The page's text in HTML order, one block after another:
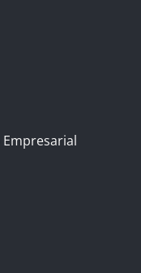
Empresarial